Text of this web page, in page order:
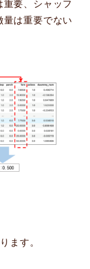
重要、シャッフ
量は重要でない
ます。